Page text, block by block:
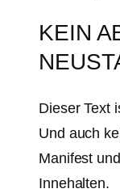
KEIN
Dieser Text
Und auch
Manifest
Innehalten.